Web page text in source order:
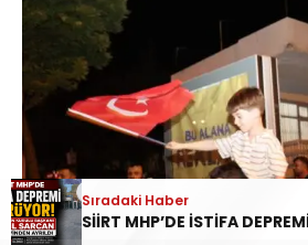
Sıradaki Haber